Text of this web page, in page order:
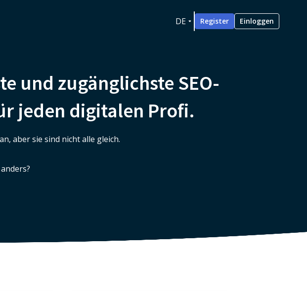
DE Register Einloggen
und zugänglichste SEO-
jeden digitalen Profi.
aber sie sind nicht alle gleich.